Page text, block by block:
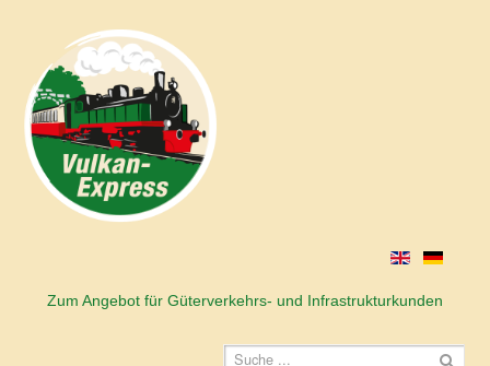
Zum Angebot für Güterverkehrs- und Infrastrukturkunden